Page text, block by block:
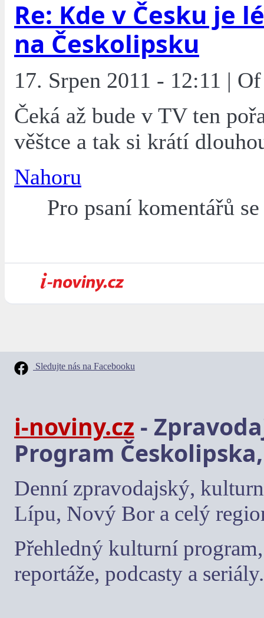
Re: Kde v Česku je
na Českolipsku
17. Srpen 2011 - 12:11 |
Čeká až bude v TV ten
věštce a tak si krátí
Nahoru
Pro psaní komentářů
Sledujte nás na Facebooku
i-noviny.cz -
Program
Denní zpravodajský,
Lípu, Nový Bor a celý
Přehledný kulturní
reportáže, podcasty a seriály.